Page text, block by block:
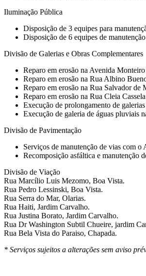
Iluminação Pública
Disposição de 3 equipes para
Disposição de 6 equipes de
Divisão de Galerias e Obras Complementares
Reparo em erosão na Avenida
Reparo em erosão na Rua Albino
Reparo em erosão na Rua Salvador de
Reparo em erosão na Rua Cleia
⁠Execução de prolongamento de
⁠⁠Execução de galeria de águas pluviais
Divisão de Pavimentação
Serviços de manutenção de vias com o
Recomposição asfáltica e manutenção
Divisão de Viação
Rua Marcílio Luis Mezomo, Boa Vista.
Rua Pedro Lessinski, Boa Vista.
Rua Serra do Mar, Olarias.
Rua Haiti, Jardim Carvalho.
Rua Justina Borato, Jardim Carvalho.
Rua Dr Washington Subtil Chueire, jardim
Rua Bela Vista do Paraiso, Chapada.
* Serviços sujeitos a alterações sem aviso